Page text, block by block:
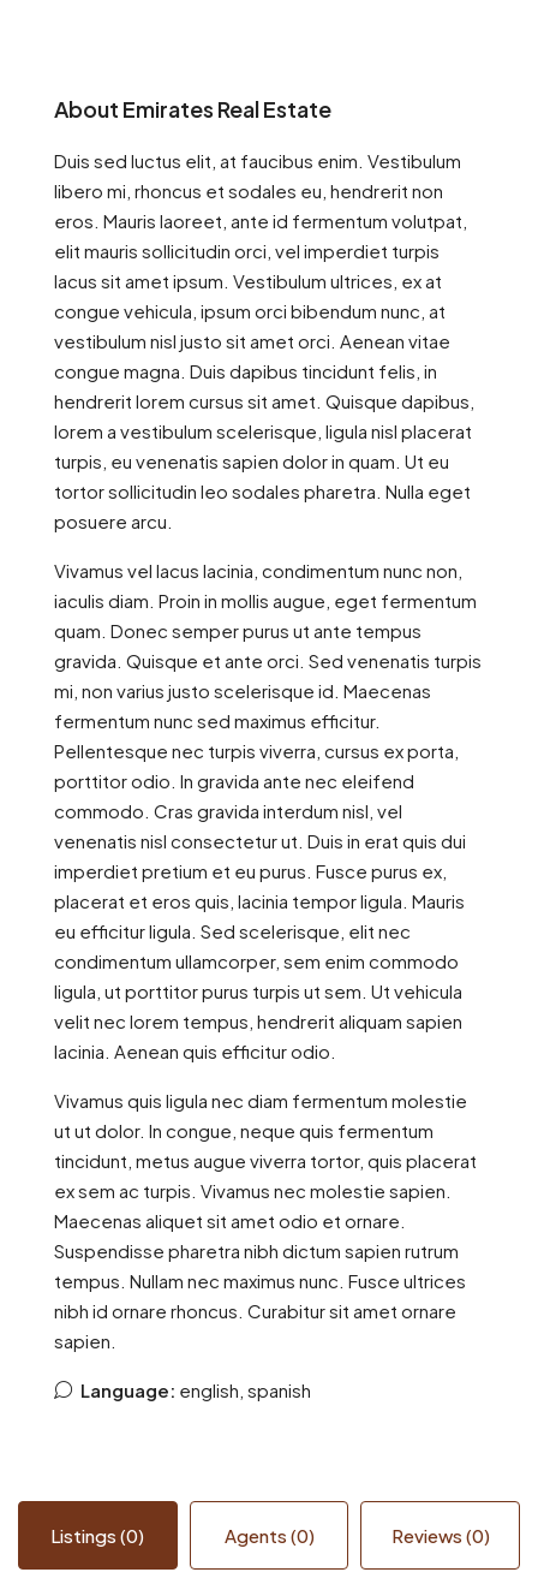
About Emirates Real Estate
Duis sed luctus elit, at faucibus enim. Vestibulum
libero mi, rhoncus et sodales eu, hendrerit non
eros. Mauris laoreet, ante id fermentum volutpat,
elit mauris sollicitudin orci, vel imperdiet turpis
lacus sit amet ipsum. Vestibulum ultrices, ex at
congue vehicula, ipsum orci bibendum nunc, at
vestibulum nisl justo sit amet orci. Aenean vitae
congue magna. Duis dapibus tincidunt felis, in
hendrerit lorem cursus sit amet. Quisque dapibus,
lorem a vestibulum scelerisque, ligula nisl placerat
turpis, eu venenatis sapien dolor in quam. Ut eu
tortor sollicitudin leo sodales pharetra. Nulla eget
posuere arcu.
Vivamus vel lacus lacinia, condimentum nunc non,
iaculis diam. Proin in mollis augue, eget fermentum
quam. Donec semper purus ut ante tempus
gravida. Quisque et ante orci. Sed venenatis turpis
mi, non varius justo scelerisque id. Maecenas
fermentum nunc sed maximus efficitur.
Pellentesque nec turpis viverra, cursus ex porta,
porttitor odio. In gravida ante nec eleifend
commodo. Cras gravida interdum nisl, vel
venenatis nisl consectetur ut. Duis in erat quis dui
imperdiet pretium et eu purus. Fusce purus ex,
placerat et eros quis, lacinia tempor ligula. Mauris
eu efficitur ligula. Sed scelerisque, elit nec
condimentum ullamcorper, sem enim commodo
ligula, ut porttitor purus turpis ut sem. Ut vehicula
velit nec lorem tempus, hendrerit aliquam sapien
lacinia. Aenean quis efficitur odio.
Vivamus quis ligula nec diam fermentum molestie
ut ut dolor. In congue, neque quis fermentum
tincidunt, metus augue viverra tortor, quis placerat
ex sem ac turpis. Vivamus nec molestie sapien.
Maecenas aliquet sit amet odio et ornare.
Suspendisse pharetra nibh dictum sapien rutrum
tempus. Nullam nec maximus nunc. Fusce ultrices
nibh id ornare rhoncus. Curabitur sit amet ornare
sapien.
Language: english, spanish
Listings (0) Agents (0) Reviews (0)